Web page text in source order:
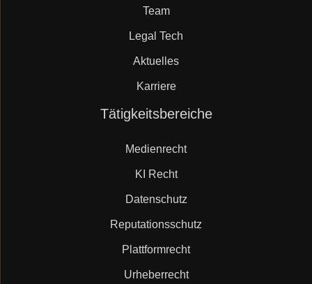
Team
Legal Tech
Aktuelles
Karriere
Tätigkeitsbereiche
Medienrecht
KI Recht
Datenschutz
Reputationsschutz
Plattformrecht
Urheberrecht